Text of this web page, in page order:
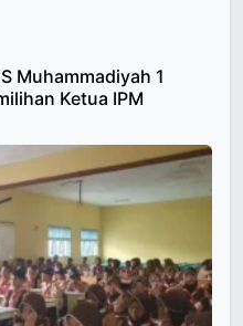
Muhammadiyah 1
Ketua IPM